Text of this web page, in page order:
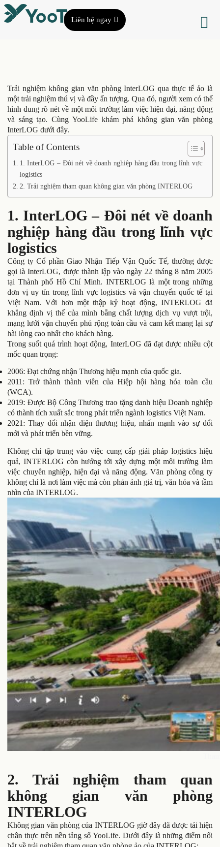
Liên hệ ngay
Trải nghiệm không gian văn phòng InterLOG qua thực tế ảo là
một trải nghiệm thú vị và đầy ấn tượng. Qua đó, người xem có thể
hình dung rõ nét về một môi trường làm việc hiện đại, năng động
và sáng tạo. Cùng YooLife khám phá không gian văn phòng
InterLOG dưới đây.
Table of Contents
1. InterLOG – Đôi nét về doanh nghiệp hàng đầu trong lĩnh vực
logistics
2. Trải nghiệm tham quan không gian văn phòng INTERLOG
1. InterLOG – Đôi nét về doanh
nghiệp hàng đầu trong lĩnh vực
logistics
Công ty Cổ phần Giao Nhận Tiếp Vận Quốc Tế, thường được
gọi là InterLOG, được thành lập vào ngày 22 tháng 8 năm 2005
tại Thành phố Hồ Chí Minh. INTERLOG là một trong những
đơn vị uy tín trong lĩnh vực logistics và vận chuyển quốc tế tại
Việt Nam. Với hơn một thập kỷ hoạt động, INTERLOG đã
khẳng định vị thế của mình bằng chất lượng dịch vụ vượt trội,
mạng lưới vận chuyển phủ rộng toàn cầu và cam kết mang lại sự
hài lòng cao nhất cho khách hàng.
Trong suốt quá trình hoạt động, InterLOG đã đạt được nhiều cột
mốc quan trọng:
2006: Đạt chứng nhận Thương hiệu mạnh của quốc gia.
2011: Trở thành thành viên của Hiệp hội hàng hóa toàn cầu
(WCA).
2019: Được Bộ Công Thương trao tặng danh hiệu Doanh nghiệp
có thành tích xuất sắc trong phát triển ngành logistics Việt Nam.
2021: Thay đổi nhận diện thương hiệu, nhấn mạnh vào sự đổi
mới và phát triển bền vững.
Không chỉ tập trung vào việc cung cấp giải pháp logistics hiệu
quả, INTERLOG còn hướng tới xây dựng một môi trường làm
việc chuyên nghiệp, hiện đại và năng động. Văn phòng công ty
không chỉ là nơi làm việc mà còn phản ánh giá trị, văn hóa và tầm
nhìn của INTERLOG.
2. Trải nghiệm tham quan
không gian văn phòng
INTERLOG
Không gian văn phòng của INTERLOG giờ đây đã được tái hiện
chân thực trên nền tảng số YooLife. Dưới đây là những điểm nổi